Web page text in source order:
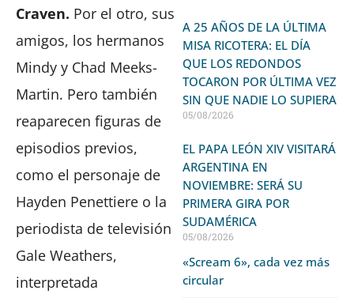
Craven. Por el otro, sus
amigos, los hermanos
Mindy y Chad Meeks-
Martin. Pero también
reaparecen figuras de
episodios previos,
como el personaje de
Hayden Penettiere o la
periodista de televisión
Gale Weathers,
interpretada
A 25 AÑOS DE LA ÚLTIMA
MISA RICOTERA: EL DÍA
QUE LOS REDONDOS
TOCARON POR ÚLTIMA VEZ
SIN QUE NADIE LO SUPIERA
05/08/2026
EL PAPA LEÓN XIV VISITARÁ
ARGENTINA EN
NOVIEMBRE: SERÁ SU
PRIMERA GIRA POR
SUDAMÉRICA
05/08/2026
«Scream 6», cada vez más
circular